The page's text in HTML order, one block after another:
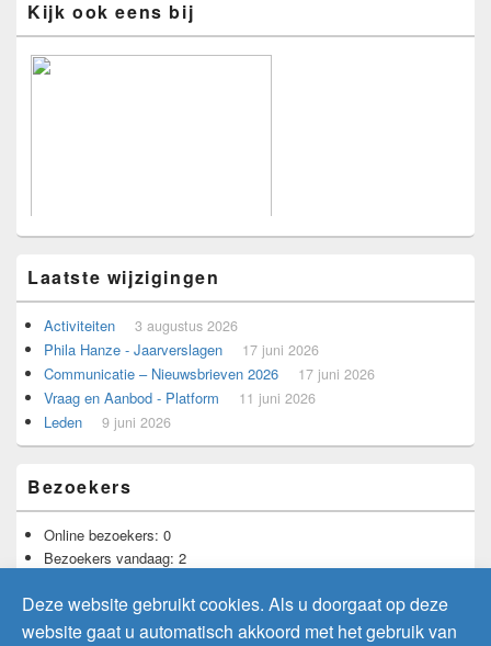
Kijk ook eens bij
Voorbeeld voor adverteerders.
Laatste wijzigingen
Activiteiten 3 augustus 2026
Phila Hanze - Jaarverslagen 17 juni 2026
Communicatie – Nieuwsbrieven 2026 17 juni 2026
Vraag en Aanbod - Platform 11 juni 2026
Leden 9 juni 2026
Bezoekers
Online bezoekers: 0
Bezoekers vandaag: 2
Totaal aantal bezoekers:11.741
Deze website gebruikt cookies. Als u doorgaat op deze
website gaat u automatisch akkoord met het gebruik van